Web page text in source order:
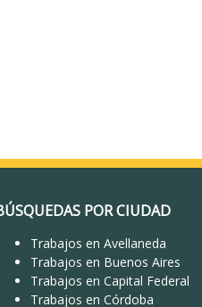
POR CIUDAD
Trabajos en Avellaneda
Trabajos en Buenos Aires
Trabajos en Capital Federal
Trabajos en Córdoba